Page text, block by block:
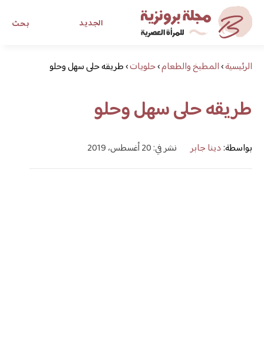
بحث الجديد
مجلة برونزية للفتاة العصرية
ابحث عن أي موضوع يهمك
الرئيسية›المطبخ والطعام›حلويات›طريقه حلى سهل وحلو
طريقه حلى سهل وحلو
بواسطة:دينا جابر نشر في: 20 أغسطس، 2019